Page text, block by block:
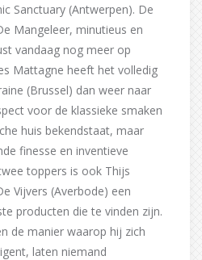
Sanctuary (Antwerpen). De
Mangeleer, minutieus en
vandaag nog meer op
Mattagne heeft het volledig
(Brussel) dan weer naar
voor de klassieke smaken
huis bekendstaat, maar
finesse en inventieve
toppers is ook Thijs
Vijvers (Averbode) een
producten die te vinden zijn.
de manier waarop hij zich
laten niemand